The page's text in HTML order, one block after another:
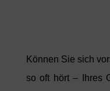
Können Sie sich
so oft hört – Ihres